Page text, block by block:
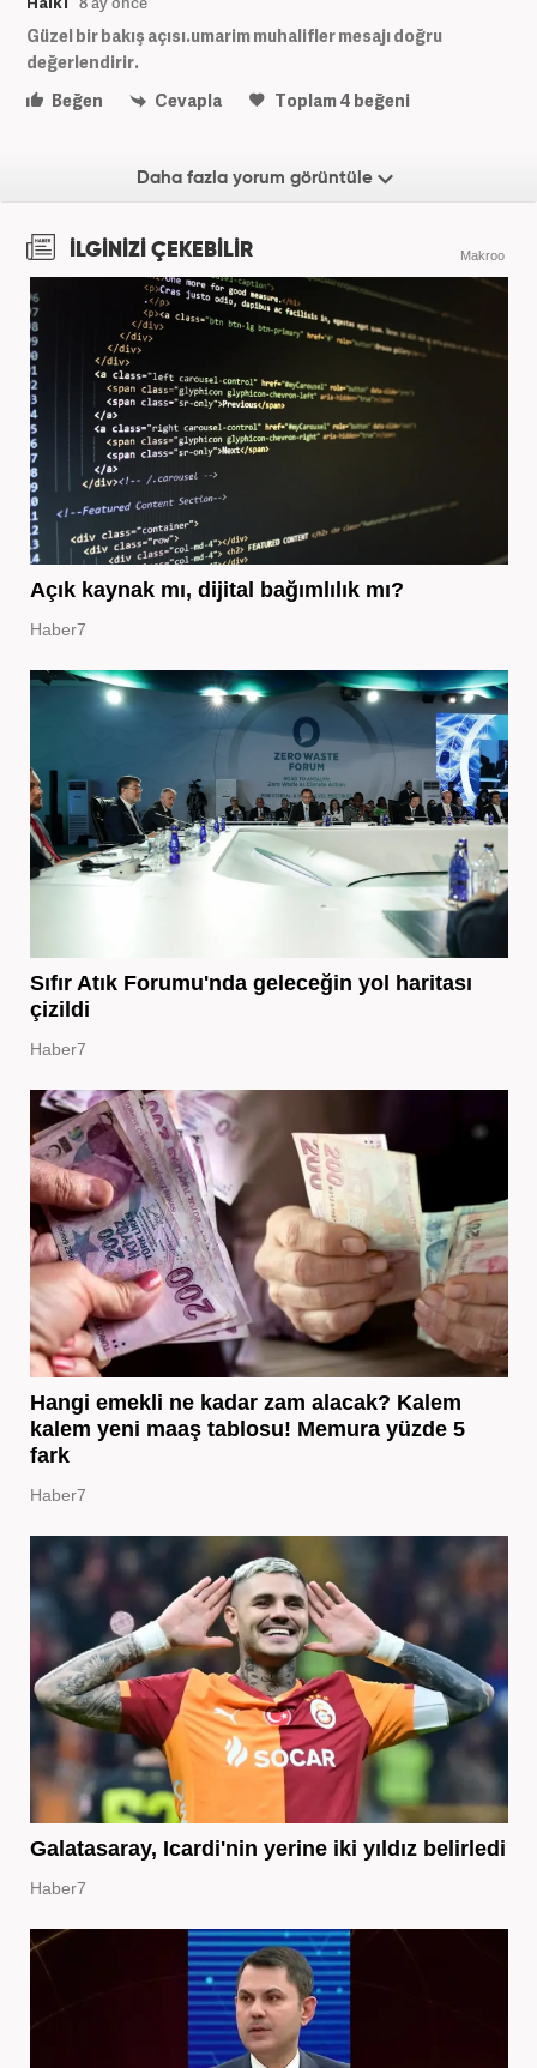
Güzel bir bakış açısı.umarim muhalifler mesajı doğru
değerlendirir.
Beğen
Cevapla Toplam4 beğeni
Daha fazla yorum görüntüle
İLGİNİZİ ÇEKEBİLİR Makroo
Açık kaynak mı, dijital bağımlılık mı?
Haber7
Sıfır Atık Forumu'nda geleceğin yol haritası
çizildi
Haber7
Hangi emekli ne kadar zam alacak? Kalem
kalem yeni maaş tablosu! Memura yüzde 5
fark
Haber7
Galatasaray, Icardi'nin yerine iki yıldız belirledi
Haber7